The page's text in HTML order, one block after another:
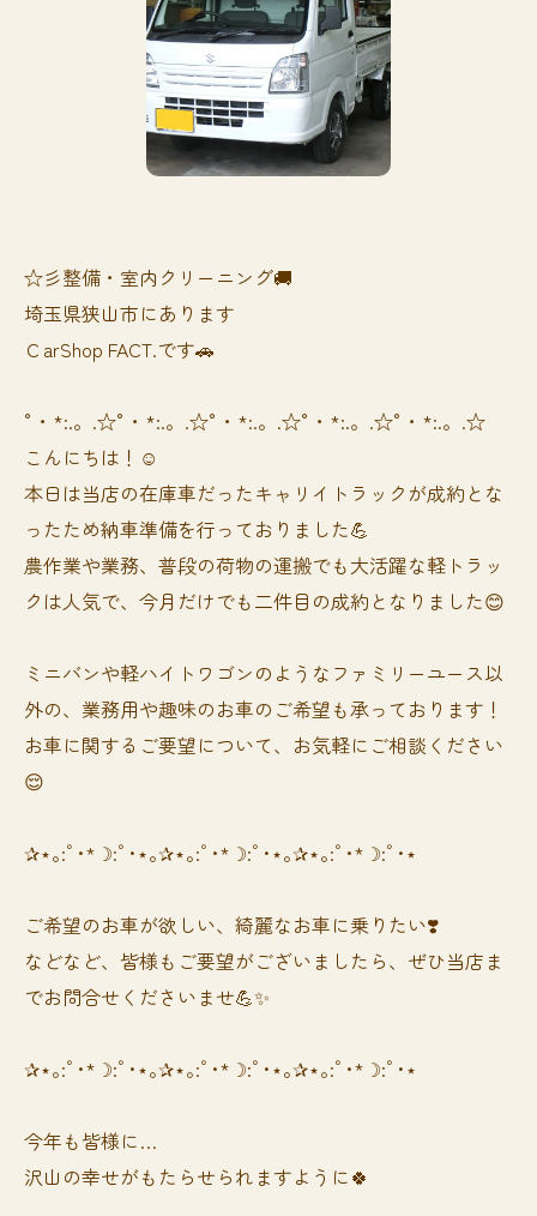
☆彡整備・室内クリーニング🚚
埼玉県狭山市にあります
ＣarShop FACT.です🚗
°・*:.。.☆°・*:.。.☆°・*:.。.☆°・*:.。.☆°・*:.。.☆
こんにちは！☺️
本日は当店の在庫車だったキャリイトラックが成約とな
ったため納車準備を行っておりました💪
農作業や業務、普段の荷物の運搬でも大活躍な軽トラッ
クは人気で、今月だけでも二件目の成約となりました😊
ミニバンや軽ハイトワゴンのようなファミリーユース以
外の、業務用や趣味のお車のご希望も承っております！
お車に関するご要望について、お気軽にご相談ください
😌
✰⋆｡:ﾟ･*☽:ﾟ･⋆｡✰⋆｡:ﾟ･*☽:ﾟ･⋆｡✰⋆｡:ﾟ･*☽:ﾟ･⋆
ご希望のお車が欲しい、綺麗なお車に乗りたい❣️
などなど、皆様もご要望がございましたら、ぜひ当店ま
でお問合せくださいませ💪✨
✰⋆｡:ﾟ･*☽:ﾟ･⋆｡✰⋆｡:ﾟ･*☽:ﾟ･⋆｡✰⋆｡:ﾟ･*☽:ﾟ･⋆
今年も皆様に…
沢山の幸せがもたらせられますように🍀